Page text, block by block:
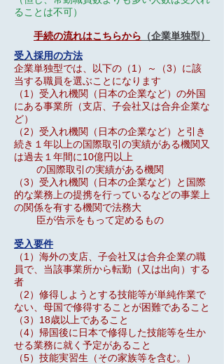
ることは不可）
手続の流れはこちらから （企業単独型）
受入採用の方法
企業単独型では、以下の（1）～（3）に該
当する職員を選ぶことになります
（1）受入れ機関（日本の企業など）の外国
にある事業所（支店、子会社又は合弁企業な
ど）
（2）受入れ機関（日本の企業など）と引き
続き１年以上の国際取引の実績がある機関又
は過去１年間に10億円以上
の国際取引の実績がある機関
（3）受入れ機関（日本の企業など）と国際
的な業務上の提携を行っているなどの事業上
の関係を有する機関で法務大
臣が告示をもって定めるもの
受入要件
（1）海外の支店、子会社又は合弁企業の職
員で、当該事業所から転勤（又は出向）する
者
（2）修得しようとする技能等が単純作業で
ない、母国で修得することが困難であること
（3）18歳以上であること
（4）帰国後に日本で修得した技能等を生か
せる業務に就く予定があること
（5）技能実習生（その家族等を含む。）